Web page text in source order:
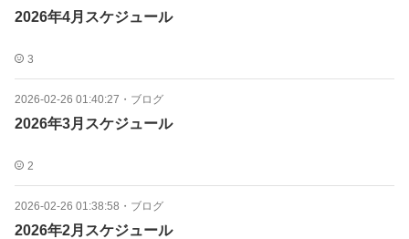
2026年4月スケジュール
3
2026-02-26 01:40:27 ・ ブログ
2026年3月スケジュール
2
2026-02-26 01:38:58 ・ ブログ
2026年2月スケジュール